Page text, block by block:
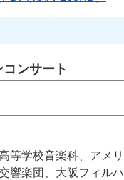
ンサート
等学校音楽科、アメ
響楽団、大阪フィル